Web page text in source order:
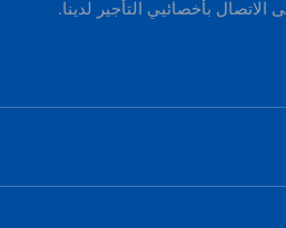
بأخصائيي التأجير لدينا.